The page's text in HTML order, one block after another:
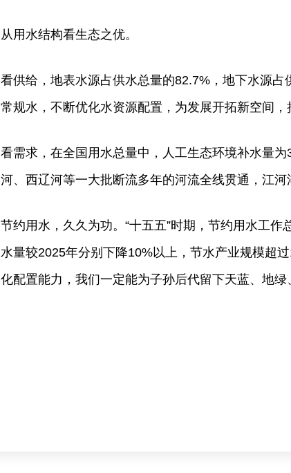
从用水结构看生态之优。
看供给，地表水源占供水总量的82.7%，地下水源
常规水，不断优化水资源配置，为发展开拓新空间，
看需求，在全国用水总量中，人工生态环境补水量
河、西辽河等一大批断流多年的河流全线贯通，江河
节约用水，久久为功。“十五五”时期，节约用水工
水量较2025年分别下降10%以上，节水产业规模超
化配置能力，我们一定能为子孙后代留下天蓝、地绿